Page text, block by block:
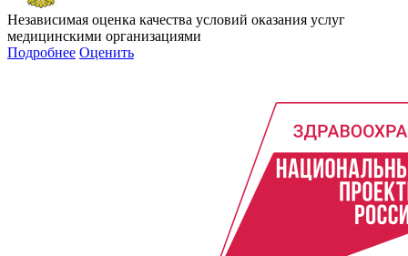
Независимая оценка качества условий оказания услуг
медицинскими организациями
Подробнее Оценить